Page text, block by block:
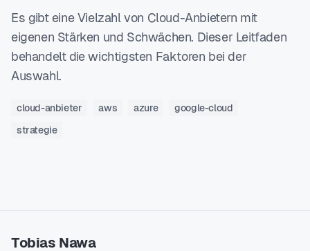
Es gibt eine Vielzahl von Cloud-Anbietern mit
eigenen Stärken und Schwächen. Dieser Leitfaden
behandelt die wichtigsten Faktoren bei der
Auswahl.
cloud-anbieter aws azure
google-cloud
strategie
Tobias Nawa